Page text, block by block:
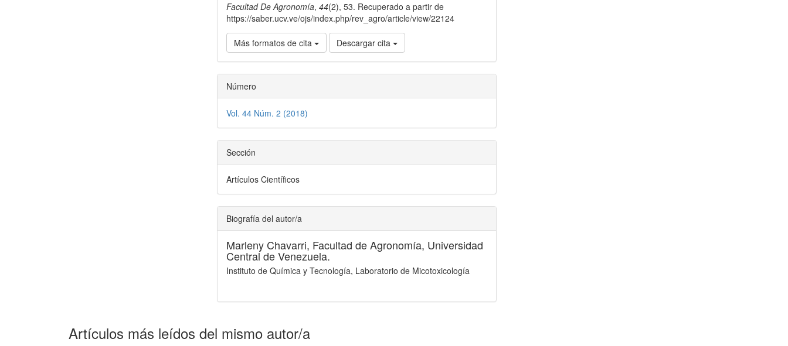
Facultad De Agronomía,44(2), 53. Recuperado a partir de
https://saber.ucv.ve/ojs/index.php/rev_agro/article/view/22124
Más formatos de cita Descargar cita
Número
Vol. 44 Núm. 2 (2018)
Sección
Artículos Científicos
Biografía del autor/a
Marleny Chavarri, Facultad de Agronomía, Universidad
Central de Venezuela.
Instituto de Química y Tecnología, Laboratorio de Micotoxicología
Artículos más leídos del mismo autor/a